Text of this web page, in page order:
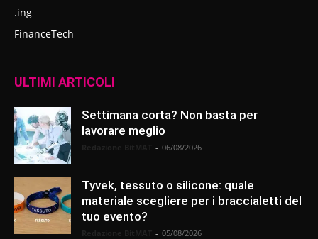
.ing
FinanceTech
ULTIMI ARTICOLI
Settimana corta? Non basta per
lavorare meglio
- 06/08/2026
Tyvek, tessuto o silicone: quale
materiale scegliere per i braccialetti del
tuo evento?
- 05/08/2026